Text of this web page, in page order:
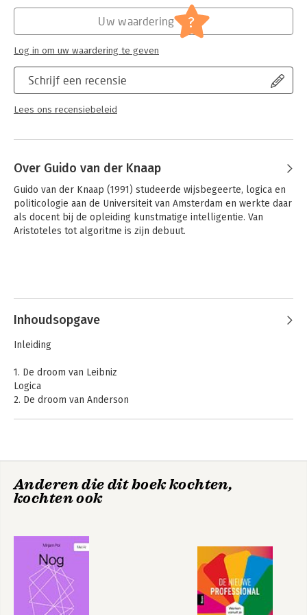
Schrijf een recensie
Lees ons recensiebeleid
Uw waardering ?
Log in om uw waardering te geven
Over Guido van der Knaap
Guido van der Knaap (1991) studeerde wijsbegeerte, logica en
politicologie aan de Universiteit van Amsterdam en werkte daar
als docent bij de opleiding kunstmatige intelligentie. Van
Aristoteles tot algoritme is zijn debuut.
Inhoudsopgave
Inleiding
1. De droom van Leibniz
Logica
2. De droom van Anderson
5. Een gedachte te veel
Ethiek
Tot slot
Dankwoord
Noten
Literatuur
Anderen die dit boek kochten,
kochten ook